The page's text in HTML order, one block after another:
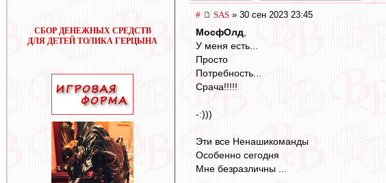
СБОР ДЕНЕЖНЫХ СРЕДСТВ
ДЛЯ ДЕТЕЙ ТОЛИКА ГЕРЦЫНА
# SAS » 30 сен 2023 23:45
МосфОлд,
У меня есть...
Просто
Потребность...
Срача!!!!!
-:)))
Эти все Ненашикоманды
Особенно сегодня
Мне безразличны ...